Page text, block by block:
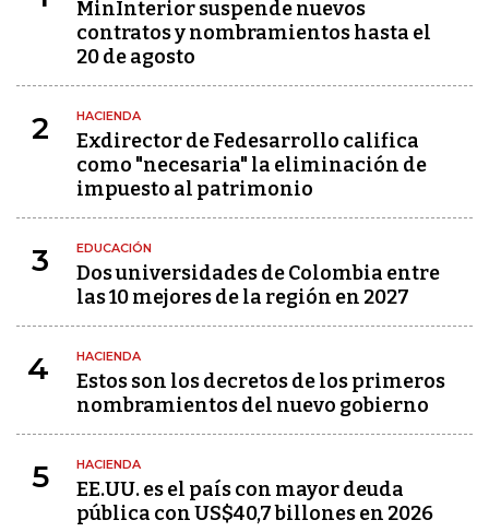
MinInterior suspende nuevos
contratos y nombramientos hasta el
20 de agosto
2 HACIENDA
Exdirector de Fedesarrollo califica
como "necesaria" la eliminación de
impuesto al patrimonio
3 EDUCACIÓN
Dos universidades de Colombia entre
las 10 mejores de la región en 2027
4 HACIENDA
Estos son los decretos de los primeros
nombramientos del nuevo gobierno
5 HACIENDA
EE.UU. es el país con mayor deuda
pública con US$40,7 billones en 2026